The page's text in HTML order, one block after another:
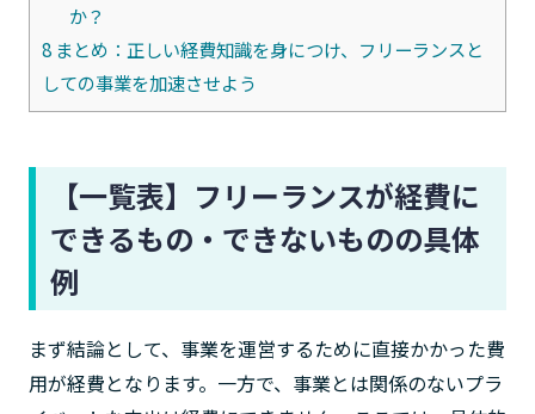
か？
8まとめ：正しい経費知識を身につけ、フリーランスと
しての事業を加速させよう
【一覧表】フリーランスが経費に
できるもの・できないものの具体
例
まず結論として、事業を運営するために直接かかった費
用が経費となります。一方で、事業とは関係のないプラ